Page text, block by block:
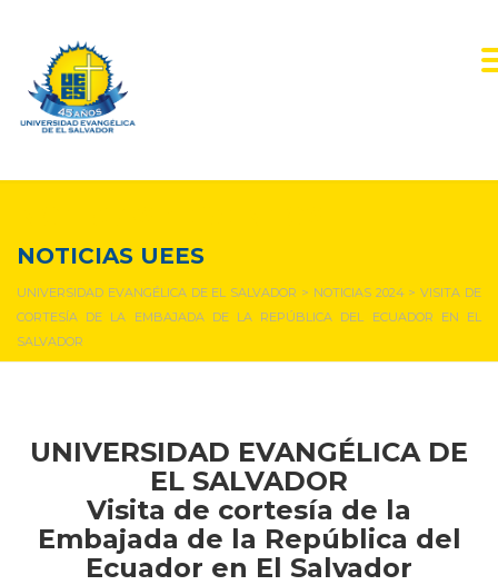
NOTICIAS UEES
UNIVERSIDAD EVANGÉLICA DE EL SALVADOR > NOTICIAS 2024>VISITA DE
CORTESÍA DE LA EMBAJADA DE LA REPÚBLICA DEL ECUADOR EN EL
SALVADOR
UNIVERSIDAD EVANGÉLICA DE
EL SALVADOR
Visita de cortesía de la
Embajada de la República del
Ecuador en El Salvador